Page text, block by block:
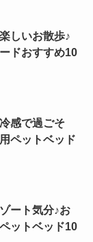
しいお散歩♪
ドおすすめ10
感で過ごそ
ペットベッド
ート気分♪お
ットベッド10